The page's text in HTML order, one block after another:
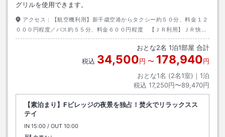
グリルを使用できます。
アクセス：
【航空機利用】新千歳空港からタクシー約５０分、料金１２
０００円程度／バス約５５分、料金６００円程度 【ＪＲ利用】ＪＲ快速
エアポート「北広島駅」下車、徒歩約２０分／タクシー約５分、料金７０
０円程度 【駐車場】１部屋につき１台無料／２台目以降はご自身でご手
配をお願いいたします。駐車場所：P６／駐車可能時間：１１時～翌１０
おとな2名 1泊1部屋 合計
税込 34,500円 〜 178,940円
おとな1名 (2名1室)｜ 1泊
税込 17,250円〜89,470円
【素泊まり】Fビレッジの夜景を独占！焚火でリラックスス
テイ
IN チェックイン
15:00 / OUT チェックアウト
10:00